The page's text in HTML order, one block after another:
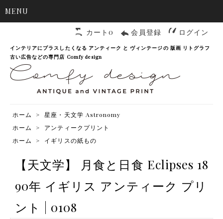
MENU
カート0 会員登録 ログイン
インテリアにプラスしたくなる アンティーク と ヴィンテージの 版画 リトグラフ
古い広告などの専門店 Comfy design
ホーム >
星座・天文学 Astronomy
ホーム
>
アンティークプリント
ホーム
> イギリスの紙もの
【天文学】 月食と日食 Eclipses 18
90年 イギリス アンティーク プリ
ント | 0108